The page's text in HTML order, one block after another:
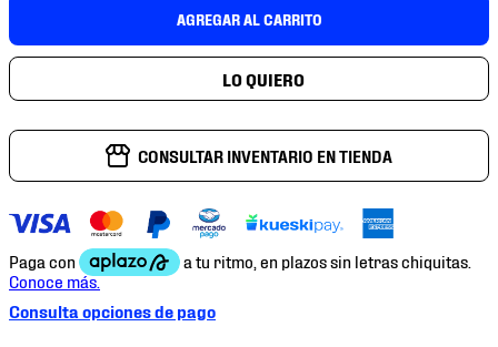
AGREGAR AL CARRITO
CONSULTAR INVENTARIO EN TIENDA
Consulta opciones de pago